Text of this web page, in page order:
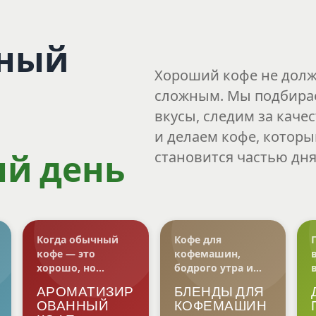
день
Хороший кофе не
сложным. Мы
вкусы, следим за
и делаем кофе,
становится частью
Когда обычный
кофе — это
хорошо, но
интереснее
АРОМАТИЗИР
ОВАННЫЙ
Кофе для
кофемашин,
бодрого утра и
намерений
БЛЕНДЫ ДЛЯ
КОФЕМАШИН